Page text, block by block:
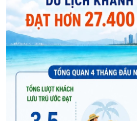
KHOẢNH KHẮC ĐẸP XỨ TRẦM
XÂY DỰNG KHÁNH HÒA TRỞ THÀNH
ĐẠI HỘI ĐẢNG CÁC CẤP TRANG CHỦ